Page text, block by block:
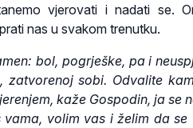
vjerovati i nadati se.
nas u svakom trenutku.
bol, pogrješke, pa i
zatvorenoj sobi. Odvalite
kaže Gospodin, ja se
volim vas i želim da